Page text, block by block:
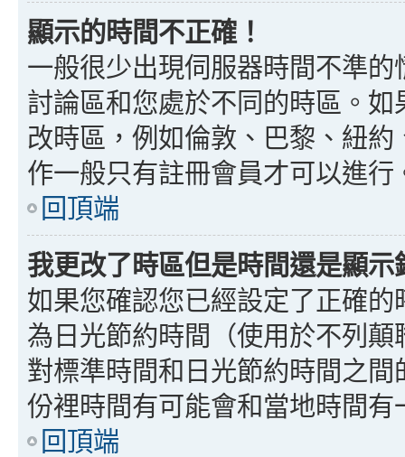
顯示的時間不正確！
一般很少出現伺服器時間不準
討論區和您處於不同的時區。
改時區，例如倫敦、巴黎、紐
作一般只有註冊會員才可以進
回頂端
我更改了時區但是時間還是顯示
如果您確認您已經設定了正確
為日光節約時間（使用於不列
對標準時間和日光節約時間之
份裡時間有可能會和當地時間
回頂端